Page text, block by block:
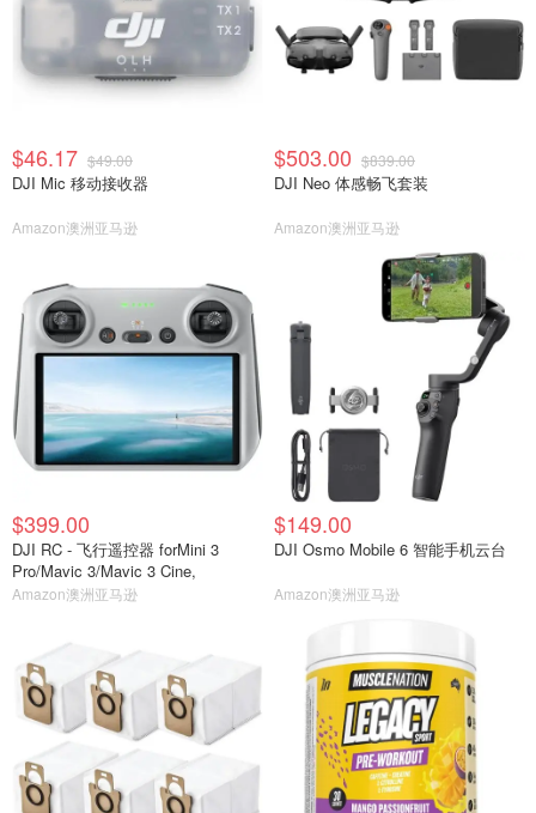
$46.17 $49.00
DJI Mic 移动接收器
Amazon澳洲亚马逊
$503.00 $839.00
DJI Neo 体感畅飞套装
Amazon澳洲亚马逊
$399.00
DJI RC - 飞行遥控器 forMini 3
Pro/Mavic 3/Mavic 3 Cine,
Amazon澳洲亚马逊
$149.00
DJI Osmo Mobile 6 智能手机云台
Amazon澳洲亚马逊